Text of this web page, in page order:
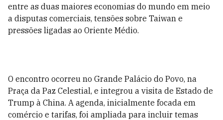
entre as duas maiores economias do mundo em meio
a disputas comerciais, tensões sobre Taiwan e
pressões ligadas ao Oriente Médio.
O encontro ocorreu no Grande Palácio do Povo, na
Praça da Paz Celestial, e integrou a visita de Estado de
Trump à China. A agenda, inicialmente focada em
comércio e tarifas, foi ampliada para incluir temas